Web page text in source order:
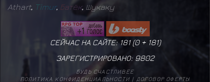
Athart, Timur, Батёк, Шукаку
СЕЙЧАС НА САЙТЕ: 181 (0+ 181)
ЗАРЕГИСТРИРОВАНО: 9802
БУДЬ СЧАСТЛИВЕЕ
ПОЛИТИКА КОНФИДЕНЦИАЛЬНОСТИ| ДОГОВОР ОФЕРТЫ